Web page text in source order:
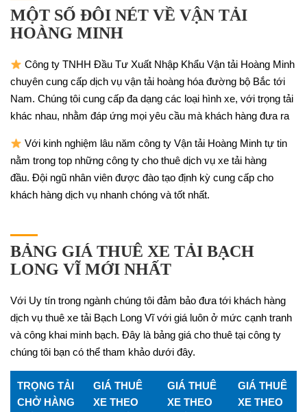
MỘT SỐ ĐÔI NÉT VỀ VẬN TẢI
HOÀNG MINH
Công ty TNHH Đầu Tư Xuất Nhập Khẩu Vận tải Hoàng Minh
chuyên cung cấp dịch vụ vận tải hoàng hóa đường bộ Bắc tới
Nam. Chúng tôi cung cấp đa dạng các loại hình xe, với trọng tải
khác nhau, nhằm đáp ứng mọi yêu cầu mà khách hàng đưa ra
Với kinh nghiệm lâu năm công ty Vận tải Hoàng Minh tự tin
nằm trong top những công ty cho thuê dịch vụ xe tải hàng
đầu. Đội ngũ nhân viên được đào tạo định kỳ cung cấp cho
khách hàng dịch vụ nhanh chóng và tốt nhất.
BẢNG GIÁ THUÊ XE TẢI BẠCH
LONG VĨ MỚI NHẤT
Với Uy tín trong ngành chúng tôi đảm bảo đưa tới khách hàng
dịch vụ thuê xe tải Bạch Long Vĩ với giá luôn ở mức cạnh tranh
và công khai minh bạch. Đây là bảng giá cho thuê tại công ty
chúng tôi bạn có thể tham khảo dưới đây.
TRỌNG TẢI
CHỞ HÀNG
GIÁ THUÊ
XE THEO
GIÁ THUÊ
XE THEO
GIÁ THUÊ
XE THEO